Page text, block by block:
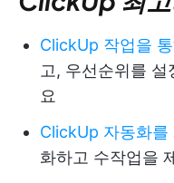
ClickUp 작업을
고, 우선순위를
요
ClickUp 자동화를
화하고 수작업을